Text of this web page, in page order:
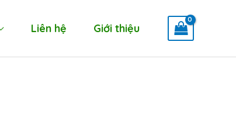
Liên hệ Giới thiệu